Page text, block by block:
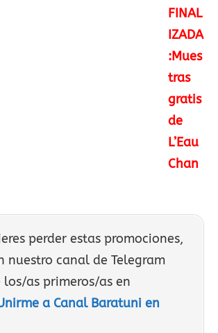
FINAL
IZADA
:Mues
tras
gratis
de
L’Eau
Chan
perder estas promociones,
nuestro canal de Telegram
los/as primeros/as en
a Canal Baratuni en